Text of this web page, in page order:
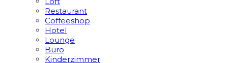
Restaurant
Coffeeshop
Hotel
Lounge
Büro
Kinderzimmer